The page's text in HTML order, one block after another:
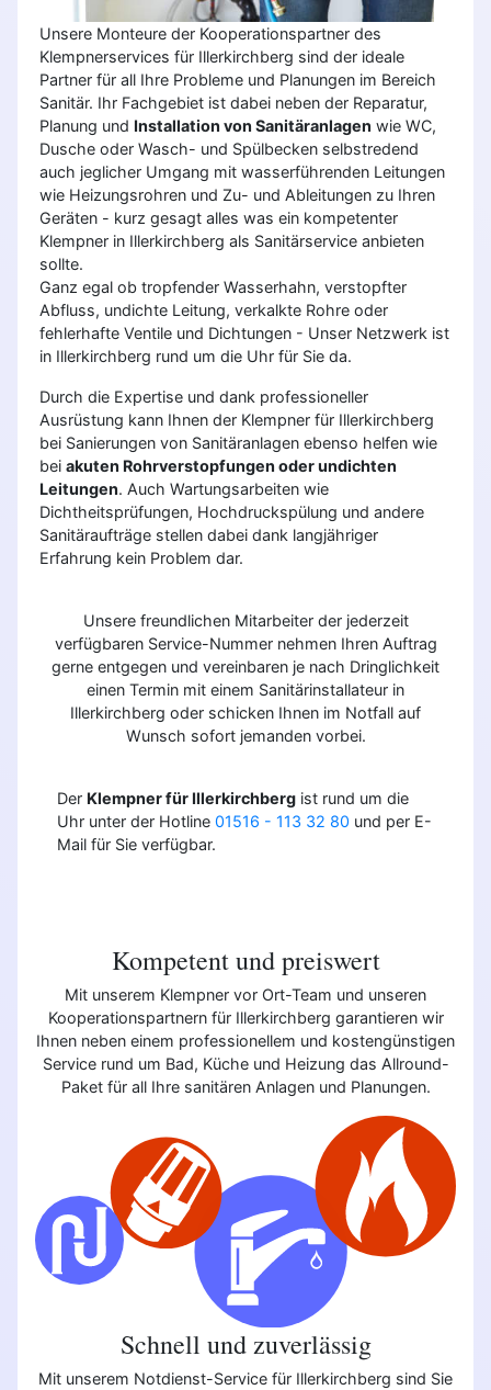
Unsere Monteure der Kooperationspartner des
Klempnerservices für Illerkirchberg sind der ideale
Partner für all Ihre Probleme und Planungen im Bereich
Sanitär. Ihr Fachgebiet ist dabei neben der Reparatur,
Planung und Installation von Sanitäranlagen wie WC,
Dusche oder Wasch- und Spülbecken selbstredend
auch jeglicher Umgang mit wasserführenden Leitungen
wie Heizungsrohren und Zu- und Ableitungen zu Ihren
Geräten - kurz gesagt alles was ein kompetenter
Klempner in Illerkirchberg als Sanitärservice anbieten
sollte.
Ganz egal ob tropfender Wasserhahn, verstopfter
Abfluss, undichte Leitung, verkalkte Rohre oder
fehlerhafte Ventile und Dichtungen - Unser Netzwerk ist
in Illerkirchberg rund um die Uhr für Sie da.
Durch die Expertise und dank professioneller
Ausrüstung kann Ihnen der Klempner für Illerkirchberg
bei Sanierungen von Sanitäranlagen ebenso helfen wie
bei akuten Rohrverstopfungen oder undichten
Leitungen. Auch Wartungsarbeiten wie
Dichtheitsprüfungen, Hochdruckspülung und andere
Sanitäraufträge stellen dabei dank langjähriger
Erfahrung kein Problem dar.
Unsere freundlichen Mitarbeiter der jederzeit
verfügbaren Service-Nummer nehmen Ihren Auftrag
gerne entgegen und vereinbaren je nach Dringlichkeit
einen Termin mit einem Sanitärinstallateur in
Illerkirchberg oder schicken Ihnen im Notfall auf
Wunsch sofort jemanden vorbei.
Der Klempner für Illerkirchberg ist rund um die
Uhr unter der Hotline 01516 - 113 32 80 und per E-
Mail für Sie verfügbar.
Kompetent und preiswert
Mit unserem Klempner vor Ort-Team und unseren
Kooperationspartnern für Illerkirchberg garantieren wir
Ihnen neben einem professionellem und kostengünstigen
Service rund um Bad, Küche und Heizung das Allround-
Paket für all Ihre sanitären Anlagen und Planungen.
Schnell und zuverlässig
Mit unserem Notdienst-Service für Illerkirchberg sind Sie